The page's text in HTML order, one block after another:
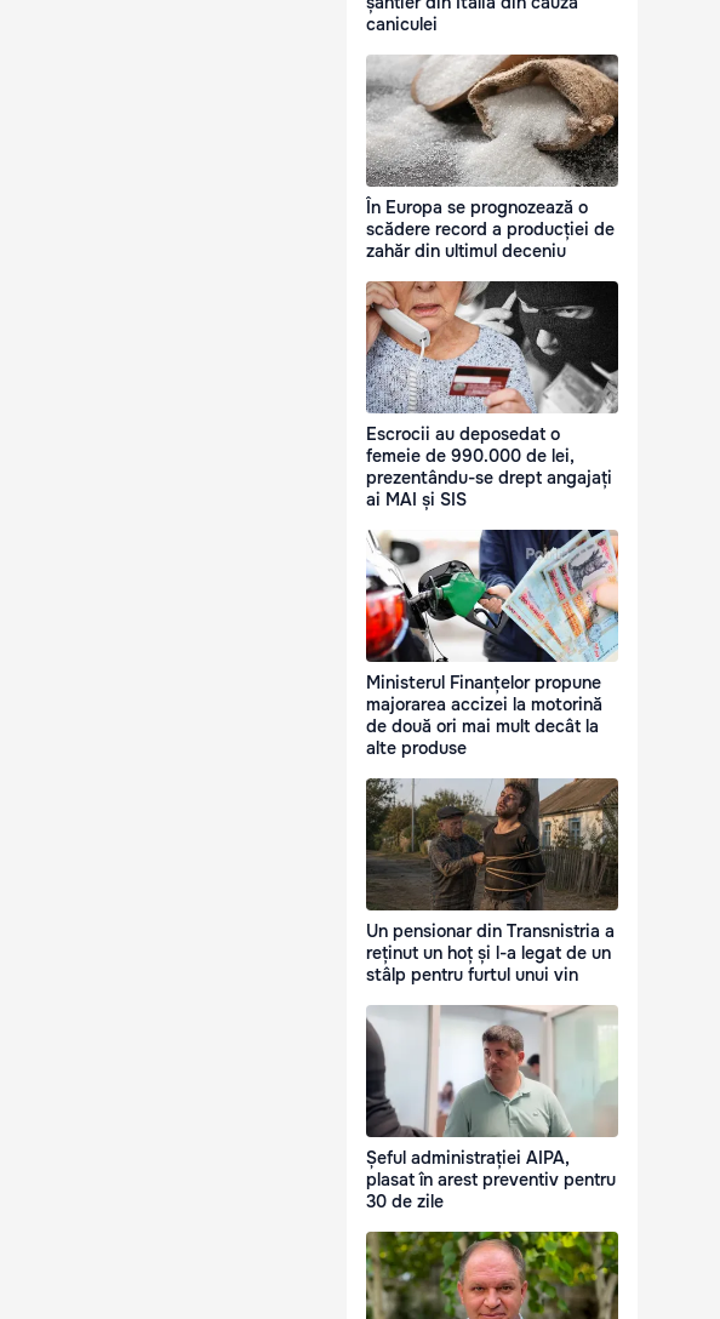
caniculei
În Europa se prognozează o
scădere record a producției de
zahăr din ultimul deceniu
Escrocii au deposedat o
femeie de 990.000 de lei,
prezentându-se drept angajați
ai MAI și SIS
Ministerul Finanțelor propune
majorarea accizei la motorină
de două ori mai mult decât la
alte produse
Un pensionar din Transnistria a
reținut un hoț și l-a legat de un
stâlp pentru furtul unui vin
Șeful administrației AIPA,
plasat în arest preventiv pentru
30 de zile